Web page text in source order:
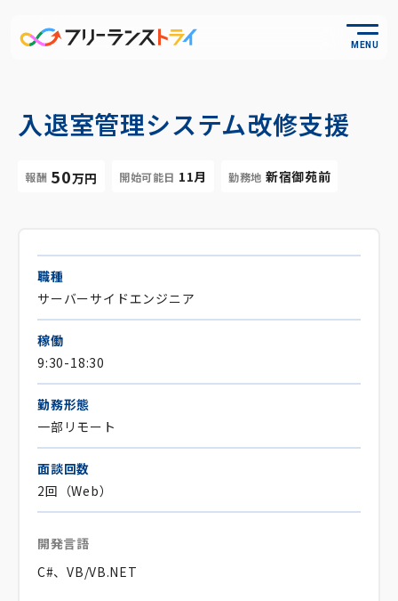
MENU
入退室管理システム改修支援
報酬 50万円 開始可能日 11月 勤務地 新宿御苑前
職種
サーバーサイドエンジニア
稼働
9:30-18:30
勤務形態
一部リモート
面談回数
2回（Web）
開発言語
C#、VB/VB.NET